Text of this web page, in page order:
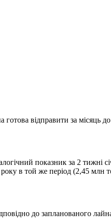
готова відправити за місяць
показник за 2 тижні
в той же період (2,45 млн
до запланованого